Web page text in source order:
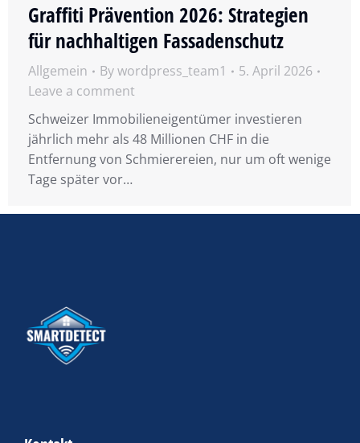
Graffiti Prävention 2026: Strategien
für nachhaltigen Fassadenschutz
Allgemein Bywordpress_team1
5. April 2026
Leave a comment
Schweizer Immobilieneigentümer investieren
jährlich mehr als 48 Millionen CHF in die
Entfernung von Schmierereien, nur um oft wenige
Tage später vor…